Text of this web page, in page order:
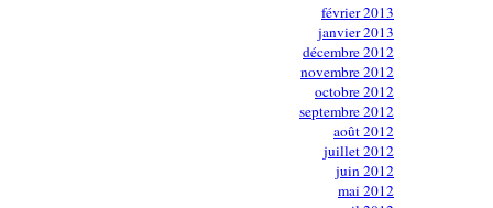
février 2013
janvier 2013
décembre 2012
novembre 2012
octobre 2012
septembre 2012
août 2012
juillet 2012
juin 2012
mai 2012